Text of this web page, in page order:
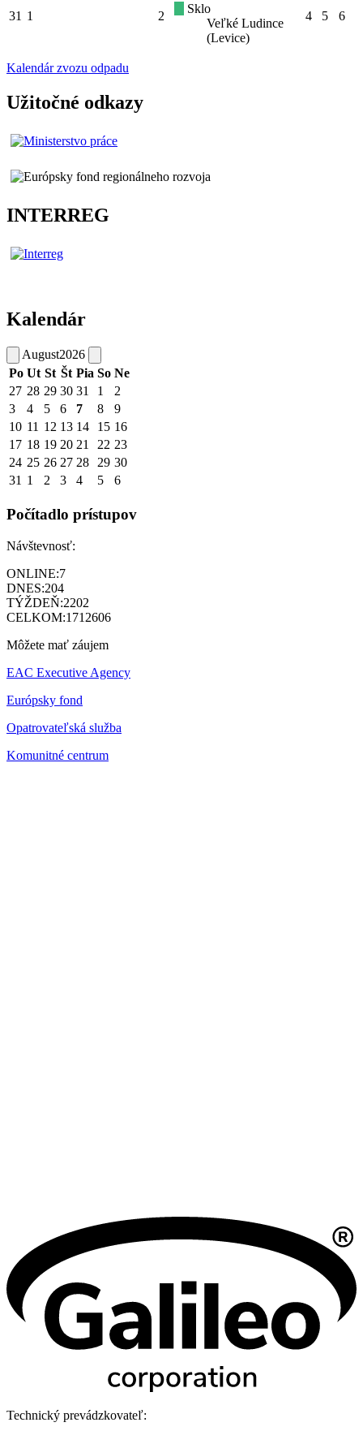
31 1 2
Sklo
Veľké Ludince
(Levice)
4 5 6
Kalendár zvozu odpadu
Užitočné odkazy
INTERREG
Kalendár
August2026
Po Ut St Št Pia So Ne
27 28 29 30 31 1
2
3
4 5 6 7 8
9
10 11 12 13 14 15 16
17 18 19 20 21 22 23
24 25 26 27 28 29 30
31 1 2 3 4 5 6
Počítadlo prístupov
Návštevnosť:
ONLINE:7
DNES:204
TÝŽDEŇ:2202
CELKOM:1712606
Môžete mať záujem
EAC Executive Agency
Európsky fond
Opatrovateľská služba
Komunitné centrum
Technický prevádzkovateľ: